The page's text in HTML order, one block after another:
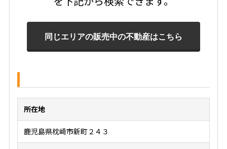
所在地
鹿児島県枕崎市新町２４３